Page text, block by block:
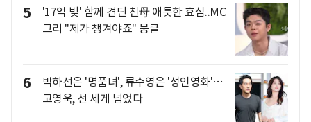
5
'17억 빚' 함께 견딘 친母 애틋한 효심..MC
그리 "제가 챙겨야죠" 뭉클
6
박하선은 '명품녀', 류수영은 '성인영화'…
고영욱, 선 세게 넘었다